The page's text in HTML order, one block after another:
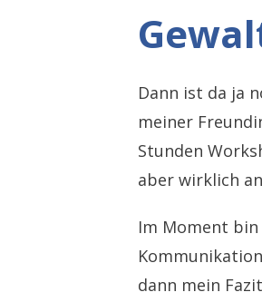
Dann ist da ja
meiner
Stunden
aber wirklich
Im Moment
dann mein